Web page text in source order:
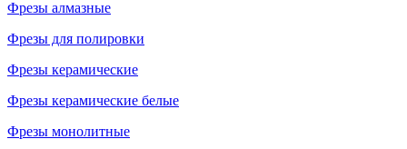
Фрезы алмазные
Фрезы для полировки
Фрезы керамические
Фрезы керамические белые
Фрезы монолитные